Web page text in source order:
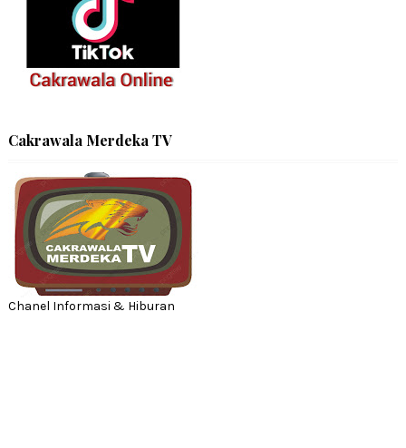
Cakrawala Merdeka TV
Chanel Informasi & Hiburan